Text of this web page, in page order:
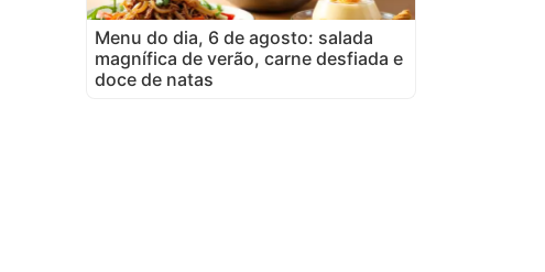
Menu do dia, 6 de agosto: salada
magnífica de verão, carne desfiada e
doce de natas